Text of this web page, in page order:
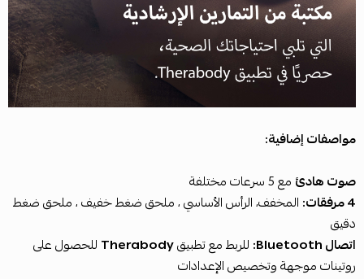
مواصفات إضافية:
صوت هادئ مع 5 سرعات مختلفة
4 مرفقات:
المخفف، الرأس الأساسي ، ملحق ضغط خفيف ، ملحق ضغط
دقيق
اتصال Bluetooth:
للربط مع تطبيقTherabody للحصول على
روتينات موجهة وتخصيص الإعدادات